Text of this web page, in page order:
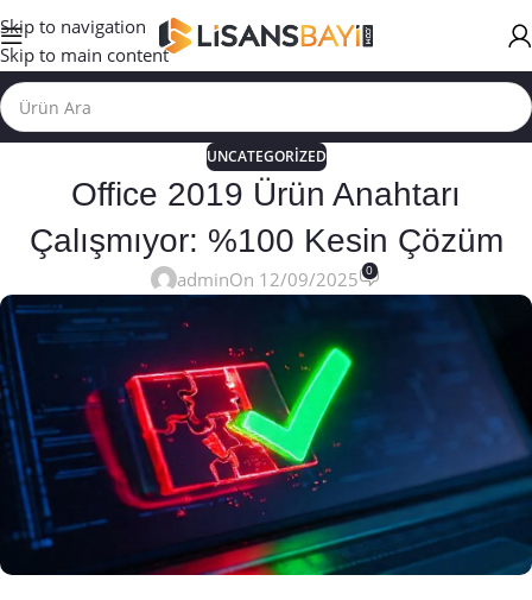
Skip to navigation
Skip to main content
UNCATEGORIZED
Office 2019 Ürün Anahtarı
Çalışmıyor: %100 Kesin Çözüm
adminOn 12/09/2025 0